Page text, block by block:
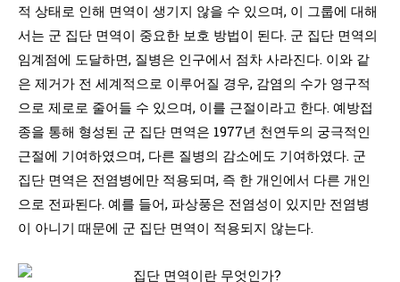
적 상태로 인해 면역이 생기지 않을 수 있으며, 이 그룹에 대해
서는 군 집단 면역이 중요한 보호 방법이 된다. 군 집단 면역의
임계점에 도달하면, 질병은 인구에서 점차 사라진다. 이와 같
은 제거가 전 세계적으로 이루어질 경우, 감염의 수가 영구적
으로 제로로 줄어들 수 있으며, 이를 근절이라고 한다. 예방접
종을 통해 형성된 군 집단 면역은 1977년 천연두의 궁극적인
근절에 기여하였으며, 다른 질병의 감소에도 기여하였다. 군
집단 면역은 전염병에만 적용되며, 즉 한 개인에서 다른 개인
으로 전파된다. 예를 들어, 파상풍은 전염성이 있지만 전염병
이 아니기 때문에 군 집단 면역이 적용되지 않는다.